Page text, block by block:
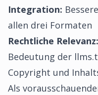
Integration:
allen drei Formaten
Rechtliche Relevanz:
Bedeutung der
Copyright und
Als